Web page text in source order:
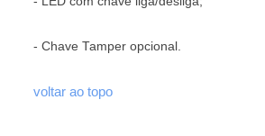
- Chave Tamper opcional.
voltar ao topo